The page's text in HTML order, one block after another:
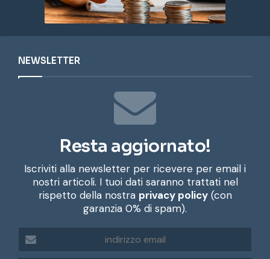
NEWSLETTER
Resta aggiornato!
Iscriviti alla newsletter per ricevere per email i
nostri articoli. I tuoi dati saranno trattati nel
rispetto della nostra privacy policy(con
garanzia 0% di spam).